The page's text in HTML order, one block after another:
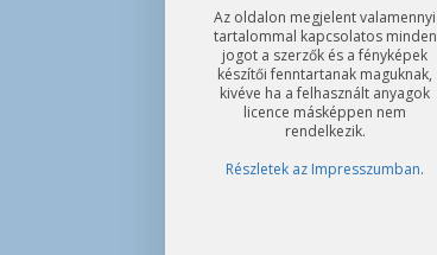
Az oldalon megjelent valamennyi
tartalommal kapcsolatos minden
jogot a szerzők és a fényképek
készítői fenntartanak maguknak,
kivéve ha a felhasznált anyagok
licence másképpen nem
rendelkezik.
Részletek az Impresszumban.